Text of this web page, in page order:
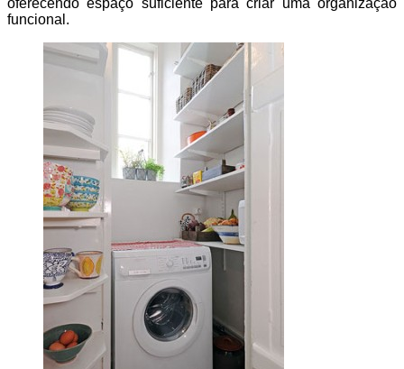
oferecendo espaço suficiente para criar uma organização
funcional.